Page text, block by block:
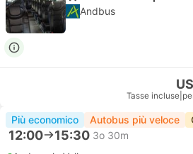
Andbus
Tasse incluse
Più economico Autobus più veloce
12:00 15:30 3o 30m